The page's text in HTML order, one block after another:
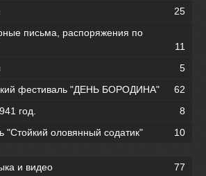
25
письма, распоряжения по
11
5
фестиваль "ДЕНЬ БОРОДИНА"
62
год.
8
"Стойкий оловянный содатик"
10
и видео 77